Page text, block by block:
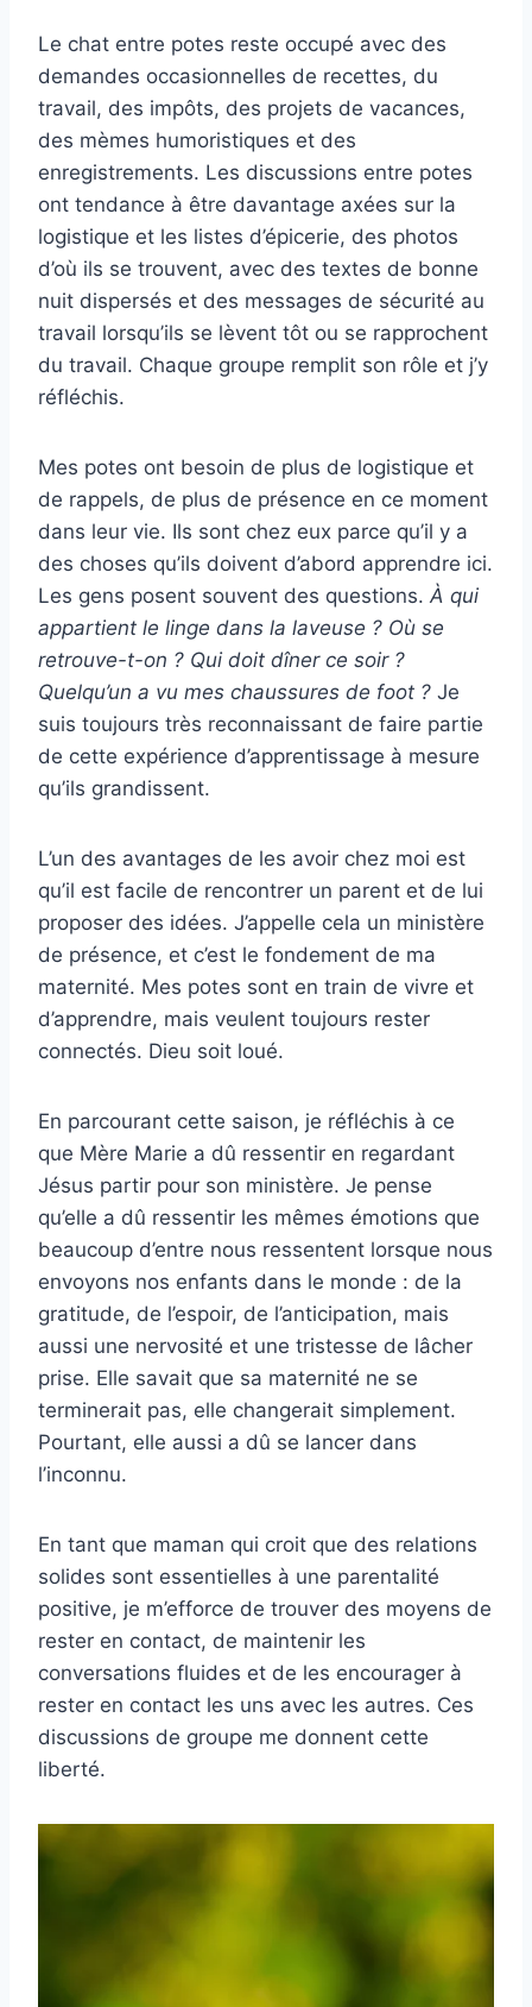
Le chat entre potes reste occupé avec des
demandes occasionnelles de recettes, du
travail, des impôts, des projets de vacances,
des mèmes humoristiques et des
enregistrements. Les discussions entre potes
ont tendance à être davantage axées sur la
logistique et les listes d’épicerie, des photos
d’où ils se trouvent, avec des textes de bonne
nuit dispersés et des messages de sécurité au
travail lorsqu’ils se lèvent tôt ou se rapprochent
du travail. Chaque groupe remplit son rôle et j’y
réfléchis.
Mes potes ont besoin de plus de logistique et
de rappels, de plus de présence en ce moment
dans leur vie. Ils sont chez eux parce qu’il y a
des choses qu’ils doivent d’abord apprendre ici.
Les gens posent souvent des questions. À qui
appartient le linge dans la laveuse ? Où se
retrouve-t-on ? Qui doit dîner ce soir ?
Quelqu’un a vu mes chaussures de foot ? Je
suis toujours très reconnaissant de faire partie
de cette expérience d’apprentissage à mesure
qu’ils grandissent.
L’un des avantages de les avoir chez moi est
qu’il est facile de rencontrer un parent et de lui
proposer des idées. J’appelle cela un ministère
de présence, et c’est le fondement de ma
maternité. Mes potes sont en train de vivre et
d’apprendre, mais veulent toujours rester
connectés. Dieu soit loué.
En parcourant cette saison, je réfléchis à ce
que Mère Marie a dû ressentir en regardant
Jésus partir pour son ministère. Je pense
qu’elle a dû ressentir les mêmes émotions que
beaucoup d’entre nous ressentent lorsque nous
envoyons nos enfants dans le monde : de la
gratitude, de l’espoir, de l’anticipation, mais
aussi une nervosité et une tristesse de lâcher
prise. Elle savait que sa maternité ne se
terminerait pas, elle changerait simplement.
Pourtant, elle aussi a dû se lancer dans
l’inconnu.
En tant que maman qui croit que des relations
solides sont essentielles à une parentalité
positive, je m’efforce de trouver des moyens de
rester en contact, de maintenir les
conversations fluides et de les encourager à
rester en contact les uns avec les autres. Ces
discussions de groupe me donnent cette
liberté.